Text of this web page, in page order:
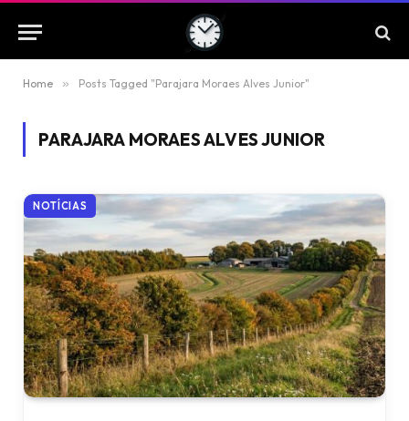
Home » Posts Tagged "Parajara Moraes Alves Junior"
PARAJARA MORAES ALVES JUNIOR
NOTÍCIAS